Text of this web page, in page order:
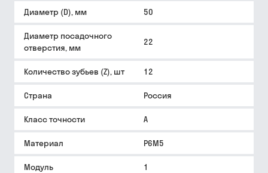
Диаметр (D), мм 50
Диаметр посадочного
отверстия, мм
22
Количество зубьев (Z), шт 12
Страна Россия
Класс точности A
Материал Р6М5
Модуль 1